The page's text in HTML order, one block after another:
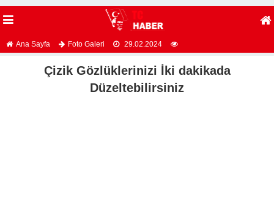
Ana Sayfa Foto Galeri 29.02.2024
Çizik Gözlüklerinizi İki dakikada
Düzeltebilirsiniz